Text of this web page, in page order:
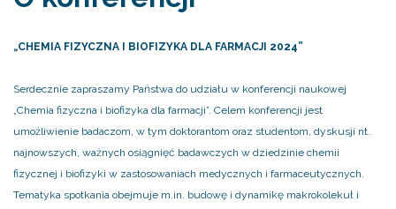
„CHEMIA FIZYCZNA I BIOFIZYKA DLA FARMACJI 2024”
Serdecznie zapraszamy Państwa do udziału w konferencji naukowej
„Chemia fizyczna i biofizyka dla farmacji”. Celem konferencji jest
umożliwienie badaczom, w tym doktorantom oraz studentom, dyskusji nt.
najnowszych, ważnych osiągnięć badawczych w dziedzinie chemii
fizycznej i biofizyki w zastosowaniach medycznych i farmaceutycznych.
Tematyka spotkania obejmuje m.in. budowę i dynamikę makrokolekuł i